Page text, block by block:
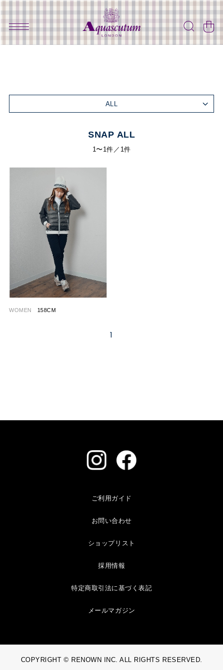
ALL
SNAP ALL
1〜1件／1件
WOMEN 158CM
1
ご利用ガイド
お問い合わせ
ショップリスト
採用情報
特定商取引法に基づく表記
メールマガジン
COPYRIGHT © RENOWN INC. ALL RIGHTS RESERVED.